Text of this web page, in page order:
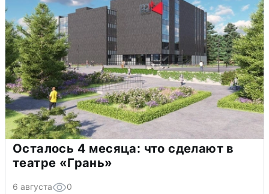
Осталось 4 месяца: что сделают в
театре «Грань»
6 августа 0